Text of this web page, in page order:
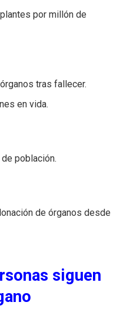
por millón de
tras fallecer.
en vida.
población.
de órganos desde
siguen